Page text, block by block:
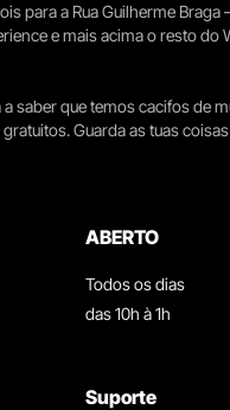
para a Rua Guilherme Braga
e mais acima o resto do
saber que temos cacifos de
Guarda as tuas
ABERTO
Todos os dias
das 10h à 1h
Suporte